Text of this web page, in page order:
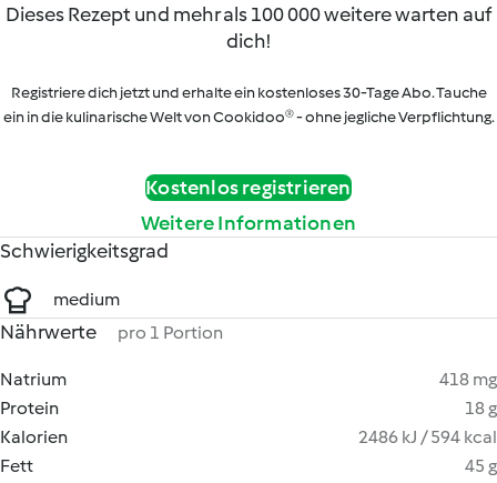
Dieses Rezept und mehr als 100 000 weitere warten auf
dich!
Registriere dich jetzt und erhalte ein kostenloses 30-Tage Abo. Tauche
ein in die kulinarische Welt von Cookidoo® - ohne jegliche Verpflichtung.
Kostenlos registrieren
Weitere Informationen
Schwierigkeitsgrad
medium
Nährwerte pro 1 Portion
Natrium
418 mg
Protein
18 g
Kalorien
2486 kJ / 594 kcal
Fett
45 g